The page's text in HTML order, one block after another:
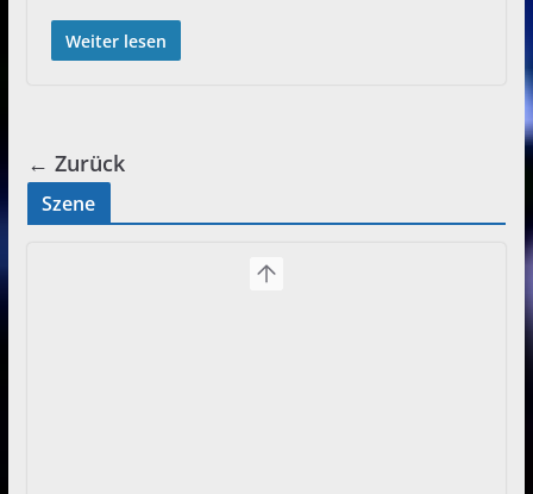
Weiter lesen
← Zurück
Szene